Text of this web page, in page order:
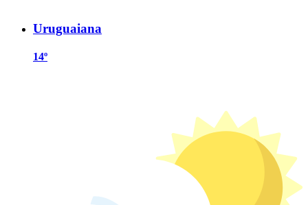
Uruguaiana
14º